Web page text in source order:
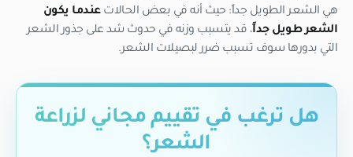
هي الشعر الطويل جداً: حيث أنه في بعض الحالاتعندما يكون
الشعر طويل جداً، قد يتسبب وزنه في حدوث شد على جذور الشعر
التي بدورها سوف تسبب ضرر لبصيلات الشعر.
هل ترغب في تقييم مجاني لزراعة
الشعر؟